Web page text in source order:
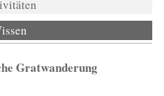
Gratwanderung